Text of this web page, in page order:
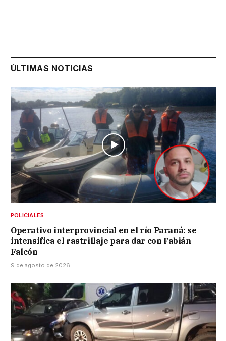
ÚLTIMAS NOTICIAS
POLICIALES
Operativo interprovincial en el río Paraná: se
intensifica el rastrillaje para dar con Fabián
Falcón
9 de agosto de 2026